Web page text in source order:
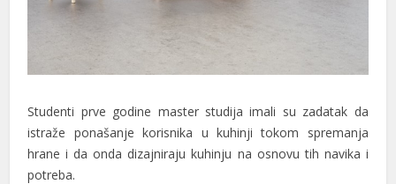
Studenti prve godine master studija imali su zadatak da
istraže ponašanje korisnika u kuhinji tokom spremanja
hrane i da onda dizajniraju kuhinju na osnovu tih navika i
potreba.